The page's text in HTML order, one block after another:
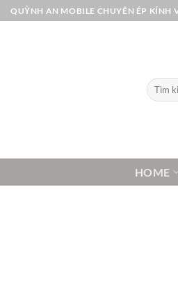
Bỏ
qua
QUỲNH AN MOBILE CHUYÊN ÉP KÍNH
Tìm
kiếm:
HOME